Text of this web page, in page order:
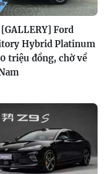
[GALLERY] Ford
Hybrid Platinum
triệu đồng, chờ về